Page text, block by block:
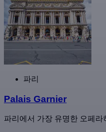
파리
Palais Garnier
파리에서 가장 유명한 오페라